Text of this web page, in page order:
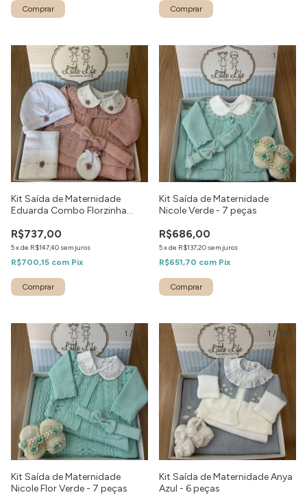
Comprar Comprar
1 / 7
Kit Saída de Maternidade
Eduarda Combo Florzinha
R$737,00
5xde R$147,40 sem juros
R$700,15 com Pix
Comprar
1 / 9
Kit Saída de Maternidade
Nicole Verde - 7 peças
R$686,00
5xde R$137,20 sem juros
R$651,70 com Pix
Comprar
1 /9
Kit Saída de Maternidade
Nicole Flor Verde - 7 peças
1 /10
Kit Saída de Maternidade Anya
Azul - 6 peças